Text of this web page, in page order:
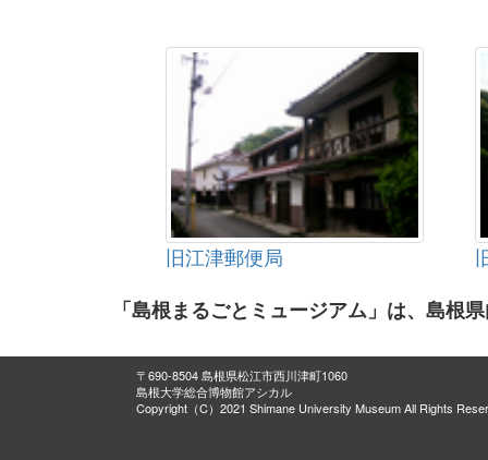
旧江津郵便局
「島根まるごとミュージアム」は、島根
〒690-8504 島根県松江市西川津町1060
島根大学総合博物館アシカル
Copyright（C）2021 Shimane University Museum All Rights